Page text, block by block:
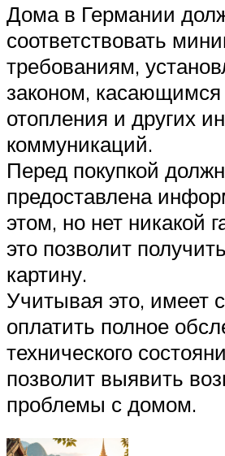
Дома в Германии
соответствовать
требованиям,
законом, касающимся
отопления и других
коммуникаций.
Перед покупкой
предоставлена
этом, но нет никакой
это позволит
картину.
Учитывая это, имеет
оплатить полное
технического
позволит выявить
проблемы с домом.